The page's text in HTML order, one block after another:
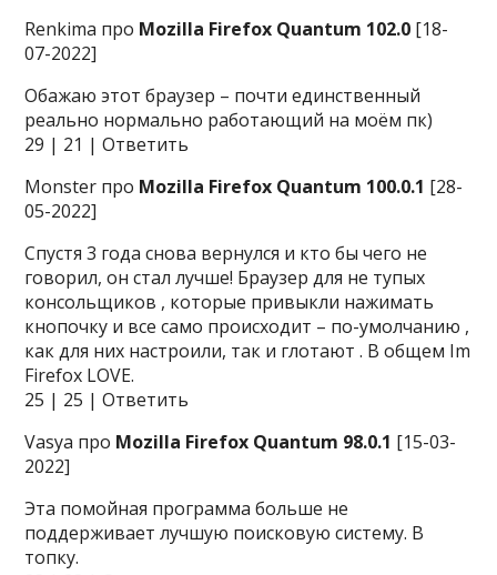
Renkima про Mozilla Firefox Quantum 102.0 [18-
07-2022]
Обажаю этот браузер – почти единственный
реально нормально работающий на моём пк)
29 | 21 | Ответить
Monster про Mozilla Firefox Quantum 100.0.1 [28-
05-2022]
Спустя 3 года снова вернулся и кто бы чего не
говорил, он стал лучше! Браузер для не тупых
консольщиков , которые привыкли нажимать
кнопочку и все само происходит – по-умолчанию ,
как для них настроили, так и глотают . В общем Im
Firefox LOVE.
25 | 25 | Ответить
Vasya про Mozilla Firefox Quantum 98.0.1 [15-03-
2022]
Эта помойная программа больше не
поддерживает лучшую поисковую систему. В
топку.